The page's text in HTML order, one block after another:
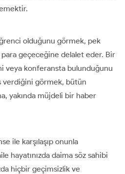
olduğunu görmek, pek
geçeceğine delalet eder. Bir
veya konferansta bulunduğunu
verdiğini görmek, bütün
yakında müjdeli bir haber
ile karşılaşıp onunla
hayatınızda daima söz sahibi
hiçbir geçimsizlik ve